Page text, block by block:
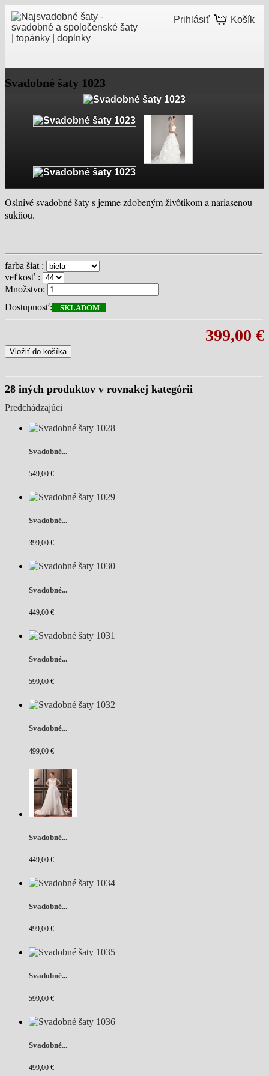
Košík
Prihlásiť
Svadobné šaty 1023
Oslnivé svadobné šaty s jemne zdobeným živôtikom a nariasenou
sukňou.
farba šiat :
veľkosť :
Množstvo:
Dostupnosť:
SKLADOM
399,00 €
Vložiť do košíka
28 iných produktov v rovnakej kategórii
Predchádzajúci
Svadobné...
549,00 €
Svadobné...
399,00 €
Svadobné...
449,00 €
Svadobné...
599,00 €
Svadobné...
499,00 €
Svadobné...
449,00 €
Svadobné...
499,00 €
Svadobné...
599,00 €
Svadobné...
499,00 €